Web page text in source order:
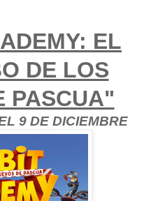
EL
DE LOS
PASCUA"
9 DE DICIEMBRE